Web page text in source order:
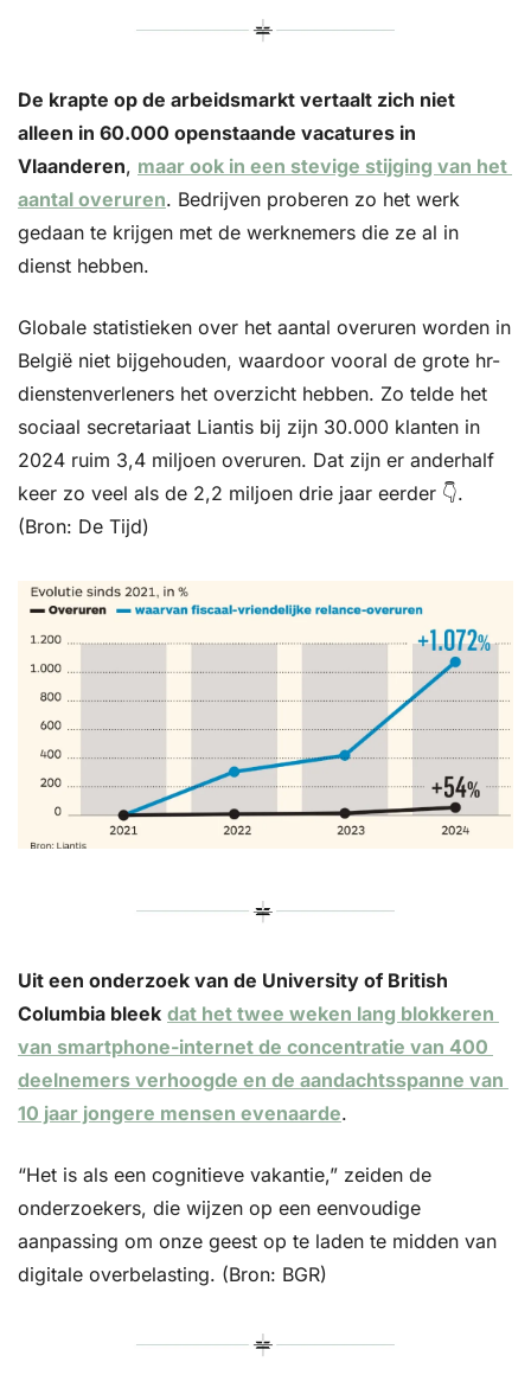
De krapte op de arbeidsmarkt vertaalt zich niet
alleen in 60.000 openstaande vacatures in
Vlaanderen, maar ook in een stevige stijging van het
aantal overuren. Bedrijven proberen zo het werk
gedaan te krijgen met de werknemers die ze al in
dienst hebben.
Globale statistieken over het aantal overuren worden in
België niet bijgehouden, waardoor vooral de grote hr-
dienstenverleners het overzicht hebben. Zo telde het
sociaal secretariaat Liantis bij zijn 30.000 klanten in
2024 ruim 3,4 miljoen overuren. Dat zijn er anderhalf
keer zo veel als de 2,2 miljoen drie jaar eerder 👇.
(Bron: De Tijd)
Uit een onderzoek van de University of British
Columbia bleek dat het twee weken lang blokkeren
van smartphone-internet de concentratie van 400
deelnemers verhoogde en de aandachtsspanne van
10 jaar jongere mensen evenaarde.
“Het is als een cognitieve vakantie,” zeiden de
onderzoekers, die wijzen op een eenvoudige
aanpassing om onze geest op te laden te midden van
digitale overbelasting. (Bron: BGR)